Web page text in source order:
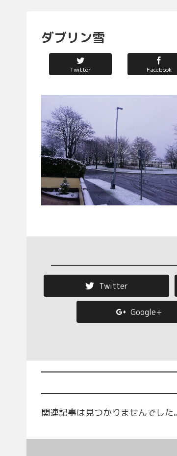
ダブリン雪
Twitter Facebook
Twitter
Google+
関連記事は見つかりませんでした。